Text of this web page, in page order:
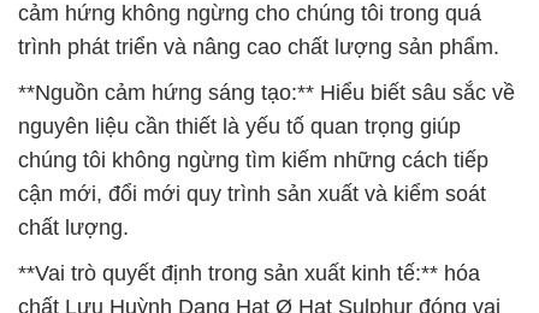
cảm hứng không ngừng cho chúng tôi trong quá
trình phát triển và nâng cao chất lượng sản phẩm.
**Nguồn cảm hứng sáng tạo:** Hiểu biết sâu sắc về
nguyên liệu cần thiết là yếu tố quan trọng giúp
chúng tôi không ngừng tìm kiếm những cách tiếp
cận mới, đổi mới quy trình sản xuất và kiểm soát
chất lượng.
**Vai trò quyết định trong sản xuất kinh tế:** hóa
chất Lưu Huỳnh Dạng Hạt Ø Hạt Sulphur đóng vai